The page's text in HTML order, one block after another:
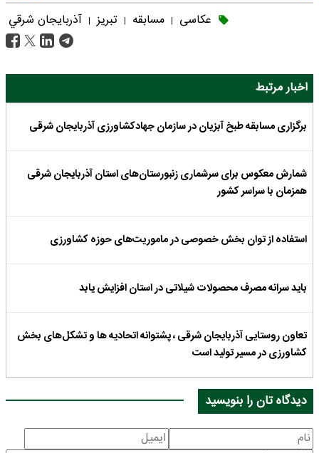
عکاسی | مسابقه | تبریز | آذربايجان شرقي
اخبار مرتبط
برگزاری مسابقه طبخ آبزیان در سازمان جهادکشاورزی آذربایجان شرقی
شمارش معکوس برای سرشماری زنبورستان‌های استان آذربایجان شرقی
همزمان با سراسر کشور
استفاده از توان بخش خصوصی در ماموریت‌های حوزه کشاورزی
باید سرانه مصرف محصولات شیلاتی در استان افزایش یابد
تعاون روستایی آذربایجان شرقی ، پشتوانه اتحادیه ها و تشکل‌های بخش
کشاورزی در مسیر تولید است
دیدگاه تان را بنویسید